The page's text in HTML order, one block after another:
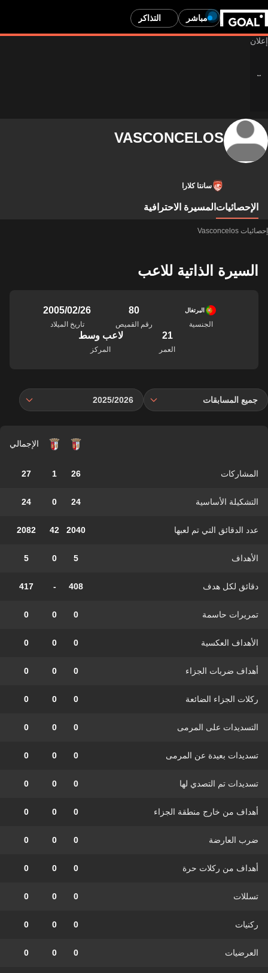
مباشر التذاكر
VASCONCELOS
سانتا كلارا
الإحصائيات المسيرة الاحترافية
إحصائيات Vasconcelos
السيرة الذاتية للاعب
البرتغال
الجنسية
80
رقم القميص
26‏/02‏/2005
تاريخ الميلاد
21
العمر
لاعب وسط
المركز
جميع المسابقات 2025/2026
الإجمالي
المشاركات 26
1
27
التشكيلة الأساسية 24
0
24
عدد الدقائق التي تم لعبها 2040
42
2082
الأهداف 5
0
5
دقائق لكل هدف 408
-
417
تمريرات حاسمة 0
0
0
الأهداف العكسية 0
0
0
أهداف ضربات الجزاء 0
0
0
ركلات الجزاء الضائعة 0
0
0
التسديدات على المرمى 0
0
0
تسديدات بعيدة عن المرمى 0
0
0
تسديدات تم التصدي لها 0
0
0
أهداف من خارج منطقة الجزاء 0
0
0
ضرب العارضة 0
0
0
أهداف من ركلات حرة 0
0
0
تسللات 0
0
0
ركنيات 0
0
0
العرضيات 0
0
0